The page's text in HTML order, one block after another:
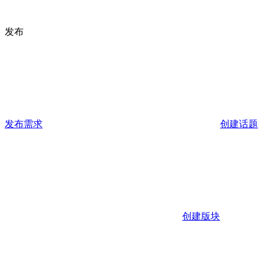
发布
发布需求 创建话题
创建版块